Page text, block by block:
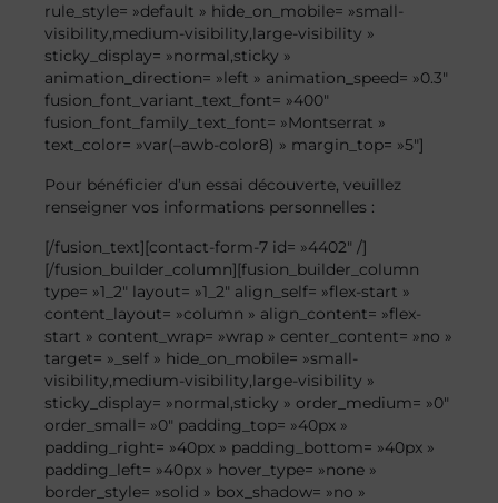
rule_style= »default » hide_on_mobile= »small-
visibility,medium-visibility,large-visibility »
sticky_display= »normal,sticky »
animation_direction= »left » animation_speed= »0.3″
fusion_font_variant_text_font= »400″
fusion_font_family_text_font= »Montserrat »
text_color= »var(–awb-color8) » margin_top= »5″]
Pour bénéficier d’un essai découverte, veuillez
renseigner vos informations personnelles :
[/fusion_text][contact-form-7 id= »4402″ /]
[/fusion_builder_column][fusion_builder_column
type= »1_2″ layout= »1_2″ align_self= »flex-start »
content_layout= »column » align_content= »flex-
start » content_wrap= »wrap » center_content= »no »
target= »_self » hide_on_mobile= »small-
visibility,medium-visibility,large-visibility »
sticky_display= »normal,sticky » order_medium= »0″
order_small= »0″ padding_top= »40px »
padding_right= »40px » padding_bottom= »40px »
padding_left= »40px » hover_type= »none »
border_style= »solid » box_shadow= »no »